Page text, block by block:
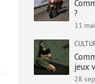
?
11
jeux
28